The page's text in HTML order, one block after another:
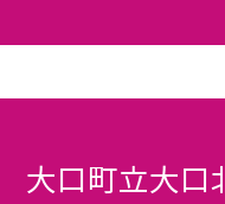
大口町立大口